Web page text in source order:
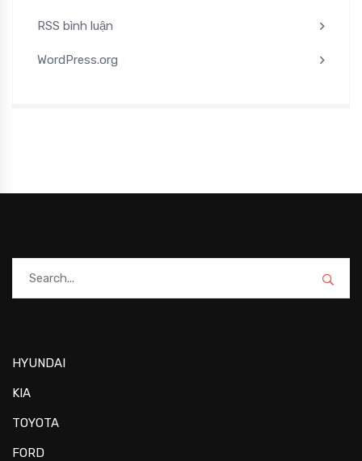
RSS bình luận
WordPress.org
HYUNDAI
KIA
TOYOTA
FORD